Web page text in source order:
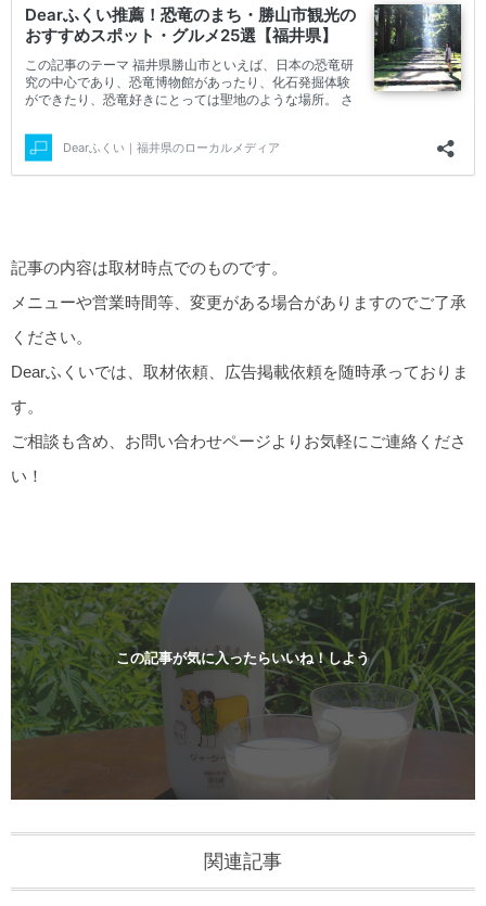
記事の内容は取材時点でのものです。
メニューや営業時間等、変更がある場合がありますのでご了承
ください。
Dearふくいでは、取材依頼、広告掲載依頼を随時承っておりま
す。
ご相談も含め、お問い合わせページよりお気軽にご連絡くださ
い！
この記事が気に入ったらいいね！しよう
関連記事